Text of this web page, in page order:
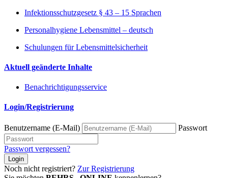
Infektionsschutzgesetz § 43 – 15 Sprachen
Personalhygiene Lebensmittel – deutsch
Schulungen für Lebensmittelsicherheit
Aktuell geänderte Inhalte
Benachrichtigungsservice
Login/Registrierung
Benutzername (E-Mail) Passwort
Passwort vergessen?
Login
Noch nicht registriert? Zur Registrierung